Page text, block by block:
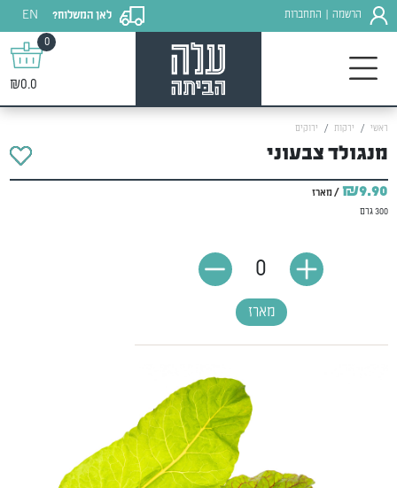
הרשמה התחברות לאן המשלוח?
EN
0
₪0.0
ראשי ירקות ירוקים
מנגולד צבעוני
₪9.90 / מארז
300 גרם
מארז
0